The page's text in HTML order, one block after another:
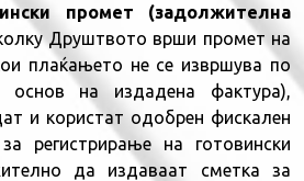
промет (задолжителна
Друштвото врши промет на
плаќањето не се извршува по
основ на издадена фактура),
и користат одобрен фискален
регистрирање на готовински
да издаваат сметка за